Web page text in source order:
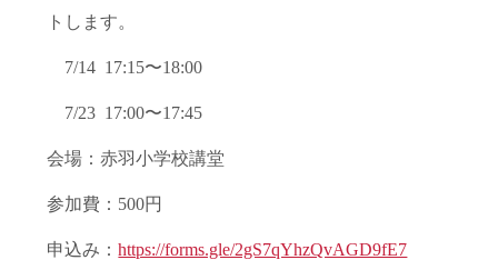
トします。
7/14 17:15〜18:00
7/23 17:00〜17:45
会場：赤羽小学校講堂
参加費：500円
申込み：https://forms.gle/2gS7qYhzQvAGD9fE7